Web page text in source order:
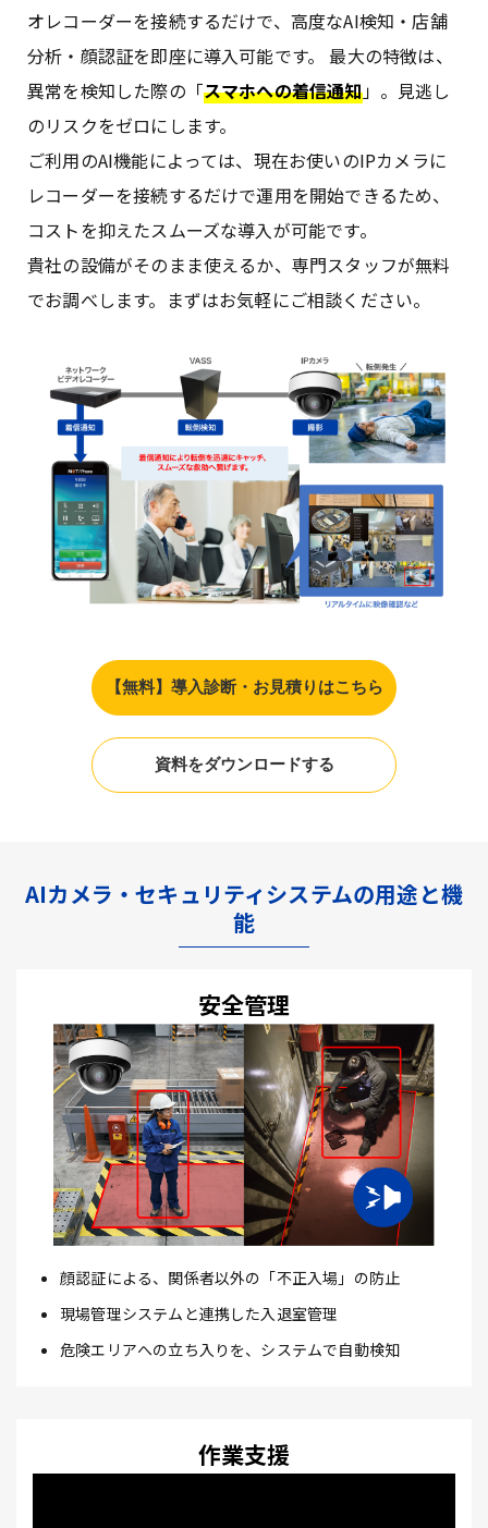
オレコーダーを接続するだけで、高度なAI検知・店舗
分析・顔認証を即座に導入可能です。 最大の特徴は、
異常を検知した際の「スマホへの着信通知」。見逃し
のリスクをゼロにします。
ご利用のAI機能によっては、現在お使いのIPカメラに
レコーダーを接続するだけで運用を開始できるため、
コストを抑えたスムーズな導入が可能です。
貴社の設備がそのまま使えるか、専門スタッフが無料
でお調べします。まずはお気軽にご相談ください。
【無料】導入診断・お見積りはこちら
資料をダウンロードする
AIカメラ・セキュリティシステムの用途と機
能
安全管理
顔認証による、関係者以外の「不正入場」の防止
現場管理システムと連携した入退室管理
危険エリアへの立ち入りを、システムで自動検知
作業支援